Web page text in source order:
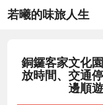
若曦的味旅人生
銅鑼客家文化
放時間、交通
邊順